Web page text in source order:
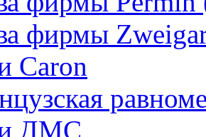
фирмы
Caron
ДМС